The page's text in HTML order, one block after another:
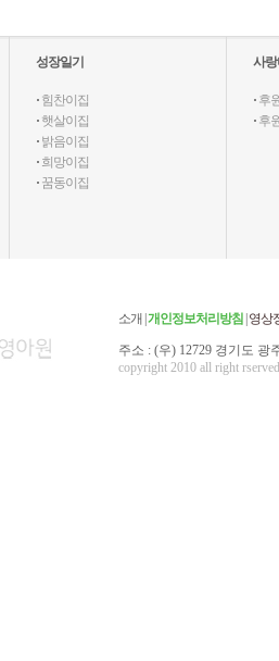
성장일기
· 힘찬이집
· 햇살이집
· 밝음이집
· 희망이집
· 꿈동이집
사
· 후
· 후
소개 개인정보처리방침 영상
주소 : (우) 12729 경기도 광
copyright 2010 all right